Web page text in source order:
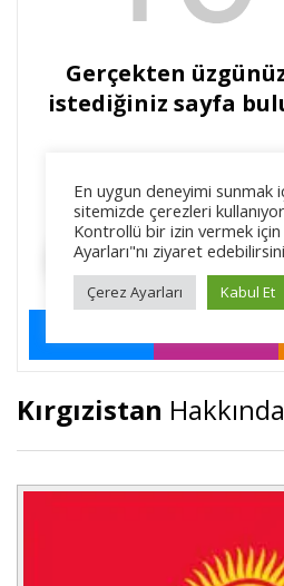
Kırgızistan Hakkında